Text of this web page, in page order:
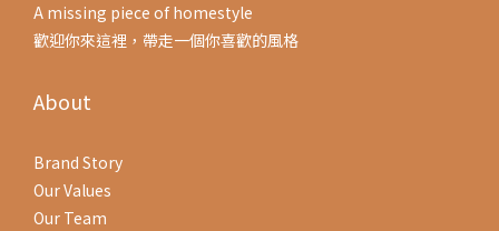
A missing piece of homestyle
歡迎你來這裡，帶走一個你喜歡的風格
About
Brand Story
Our Values
Our Team